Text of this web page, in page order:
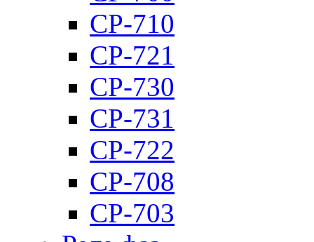
CP-710
CP-721
CP-730
CP-731
CP-722
CP-708
CP-703